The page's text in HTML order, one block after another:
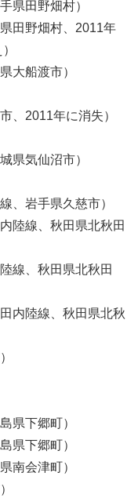
県田野畑村）
田野畑村、2011年
大船渡市）
、2011年に消失）
県気仙沼市）
、岩手県久慈市）
陸線、秋田県北秋田
線、秋田県北秋田
内陸線、秋田県北秋
県下郷町）
県下郷町）
南会津町）